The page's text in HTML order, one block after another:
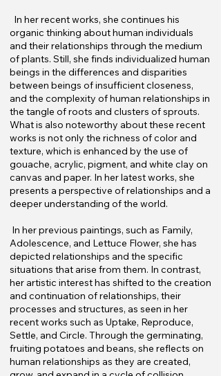
In her recent works, she continues his
organic thinking about human individuals
and their relationships through the medium
of plants. Still, she finds individualized human
beings in the differences and disparities
between beings of insufficient closeness,
and the complexity of human relationships in
the tangle of roots and clusters of sprouts.
What is also noteworthy about these recent
works is not only the richness of color and
texture, which is enhanced by the use of
gouache, acrylic, pigment, and white clay on
canvas and paper. In her latest works, she
presents a perspective of relationships and a
deeper understanding of the world.
In her previous paintings, such as Family,
Adolescence, and Lettuce Flower, she has
depicted relationships and the specific
situations that arise from them. In contrast,
her artistic interest has shifted to the creation
and continuation of relationships, their
processes and structures, as seen in her
recent works such as Uptake, Reproduce,
Settle, and Circle. Through the germinating,
fruiting potatoes and beans, she reflects on
human relationships as they are created,